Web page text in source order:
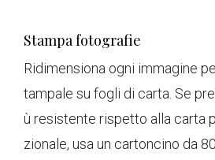
Stampa fotografie
Ridimensiona ogni immagine
tampale su fogli di carta. Se
ù resistente rispetto alla carta
zionale, usa un cartoncino da